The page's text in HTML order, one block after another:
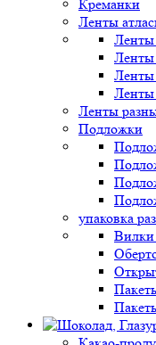
Креманки
Ленты
Ленты
Ленты
Ленты
Ленты
Подложки
упаковка